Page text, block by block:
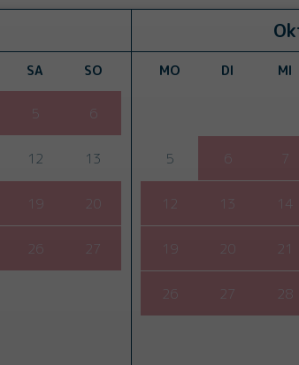
SA SO
6
12 13
19 20
26 27
MO DI MI
5 6 7
12 13 14
19 20 21
26 27 28